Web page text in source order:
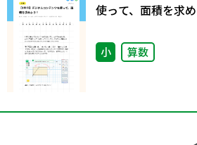
使って、面積を求
小 算数